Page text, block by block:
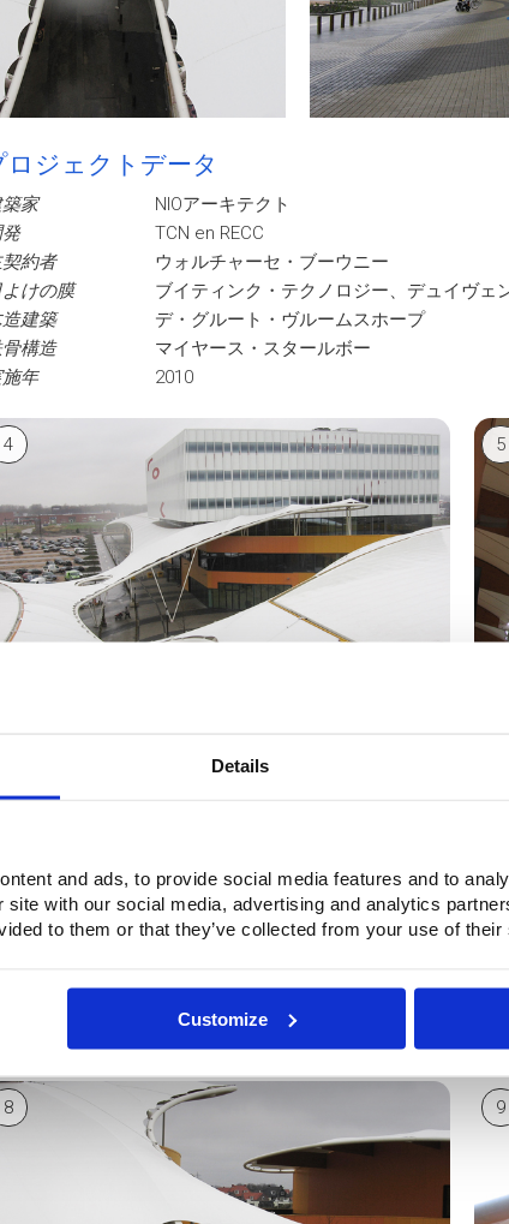
Details
and ads, to provide social media features and to
site with our social media, advertising and analytics
to them or that they’ve collected from your use of
Customize
ロジェクトデータ
家
NIOアーキテクト
TCN en RECC
契約者
ウォルチャーセ・ブーウニー
よけの膜
ブイティンク・テクノロジー、デュイヴェ
建築
デ・グルート・ヴルームスホープ
構造
マイヤース・スタールボー
施年
2010
4 5
8 9